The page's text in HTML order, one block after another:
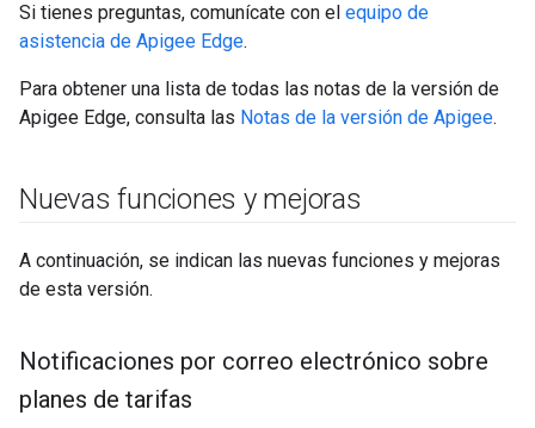
Si tienes preguntas, comunícate con el equipo de
asistencia de Apigee Edge.
Para obtener una lista de todas las notas de la versión de
Apigee Edge, consulta las Notas de la versión de Apigee.
Nuevas funciones y mejoras
A continuación, se indican las nuevas funciones y mejoras
de esta versión.
Notificaciones por correo electrónico sobre
planes de tarifas